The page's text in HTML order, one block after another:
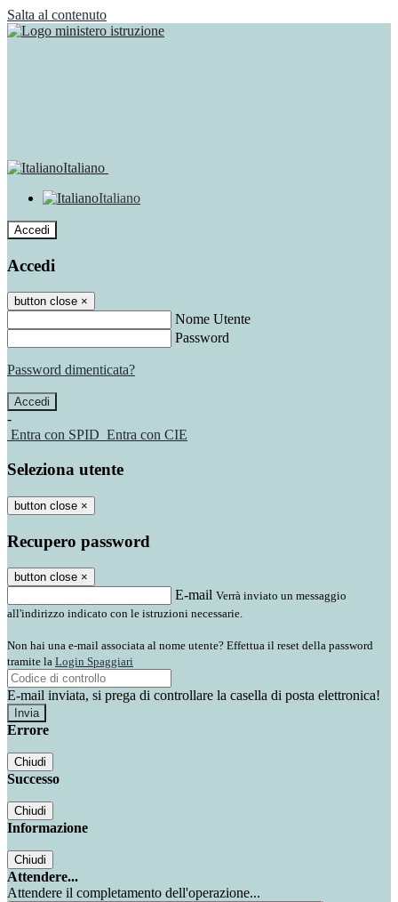
Salta al contenuto
Italiano
Italiano
Accedi
Accedi
button close ×
Nome Utente
Password
Password dimenticata?
-
Entra con SPID Entra con CIE
Seleziona utente
button close ×
Recupero password
button close ×
E-mail Verrà inviato un messaggio
all'indirizzo indicato con le istruzioni necessarie.
Non hai una e-mail associata al nome utente? Effettua il reset della password
tramite la Login Spaggiari
E-mail inviata, si prega di controllare la casella di posta elettronica!
Errore
Chiudi
Successo
Chiudi
Informazione
Chiudi
Attendere...
Attendere il completamento dell'operazione...